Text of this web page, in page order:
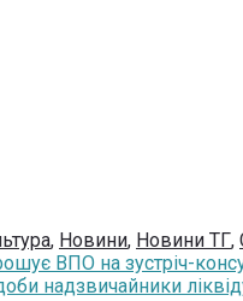
, Новини, Новини ТГ,
ВПО на зустріч-
надзвичайники